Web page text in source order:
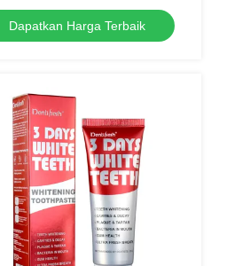
mulut Pelbagai
untuk kesehatan mulut
Dapatkan Harga Terbaik